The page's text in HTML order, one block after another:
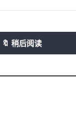
🔖 稍后阅读